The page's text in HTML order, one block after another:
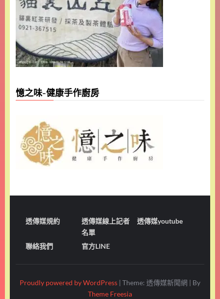
憶之味-健康手作廚房
透傳媒規約
透傳媒線上記者
名單
透傳媒youtube
聯絡我們 官方LINE
Proudly powered by WordPress Theme: 透傳媒新聞網
By
Theme Freesia